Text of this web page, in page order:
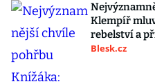
Klempíř
rebelství a
Blesk.cz